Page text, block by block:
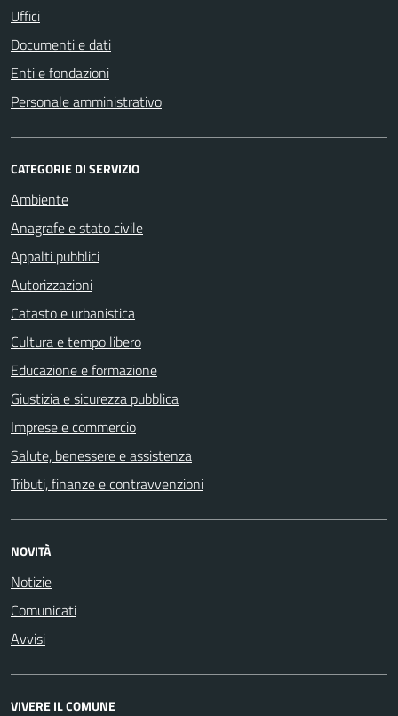
Uffici
Documenti e dati
Enti e fondazioni
Personale amministrativo
CATEGORIE DI SERVIZIO
Ambiente
Anagrafe e stato civile
Appalti pubblici
Autorizzazioni
Catasto e urbanistica
Cultura e tempo libero
Educazione e formazione
Giustizia e sicurezza pubblica
Imprese e commercio
Salute, benessere e assistenza
Tributi, finanze e contravvenzioni
NOVITÀ
Notizie
Comunicati
Avvisi
VIVERE IL COMUNE